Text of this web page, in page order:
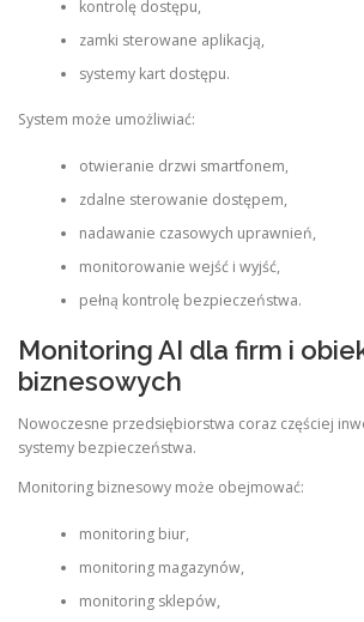
kontrolę dostępu,
zamki sterowane aplikacją,
systemy kart dostępu.
System może umożliwiać:
otwieranie drzwi smartfonem,
zdalne sterowanie dostępem,
nadawanie czasowych uprawnień,
monitorowanie wejść i wyjść,
pełną kontrolę bezpieczeństwa.
Monitoring AI dla firm i
biznesowych
Nowoczesne przedsiębiorstwa coraz częściej
systemy bezpieczeństwa.
Monitoring biznesowy może obejmować:
monitoring biur,
monitoring magazynów,
monitoring sklepów,